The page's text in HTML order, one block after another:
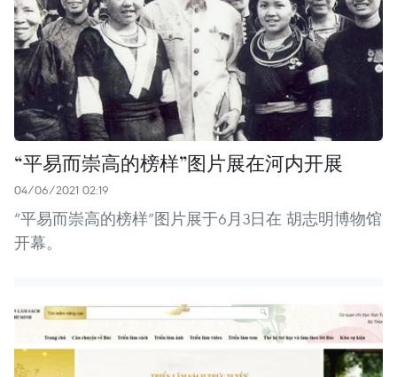
“平易而崇高的榜样”图片展在河内开展
04/06/2021 02:19
“平易而崇高的榜样”图片展于6月3日在 胡志明博物馆
开幕。